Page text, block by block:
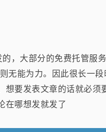
，大部分的免费托管服
无能为力。因此很长一
要发表文章的话就必
在哪想发就发了